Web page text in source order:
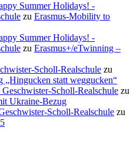
Summer Holidays! -
zu Erasmus-Mobility to
Summer Holidays! -
zu Erasmus+/eTwinning –
Scholl-Realschule zu
„Hingucken statt weggucken“
Scholl-Realschule zu
Ukraine-Bezug
Scholl-Realschule zu